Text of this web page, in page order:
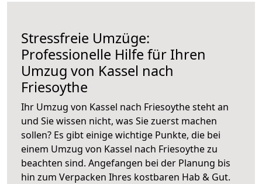
Stressfreie Umzüge:
Professionelle Hilfe für Ihren
Umzug von Kassel nach
Friesoythe
Ihr Umzug von Kassel nach Friesoythe steht an
und Sie wissen nicht, was Sie zuerst machen
sollen? Es gibt einige wichtige Punkte, die bei
einem Umzug von Kassel nach Friesoythe zu
beachten sind. Angefangen bei der Planung bis
hin zum Verpacken Ihres kostbaren Hab & Gut.